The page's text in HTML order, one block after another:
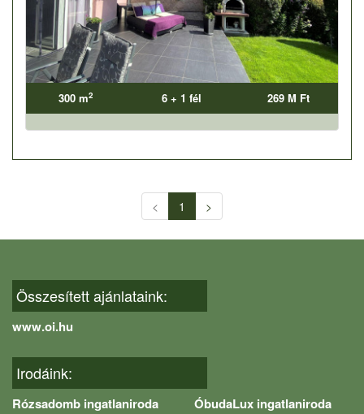
300 m2 6 + 1 fél 269 M Ft
< 1 >
Összesített ajánlataink:
www.oi.hu
Irodáink:
Rózsadomb ingatlaniroda
ÓbudaLux ingatlaniroda